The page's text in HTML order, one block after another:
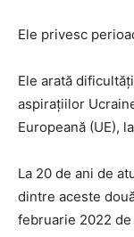
Ele privesc
Ele arată
aspiraţiilor
Europeană (UE),
La 20 de ani de
dintre aceste
februarie 2022 de